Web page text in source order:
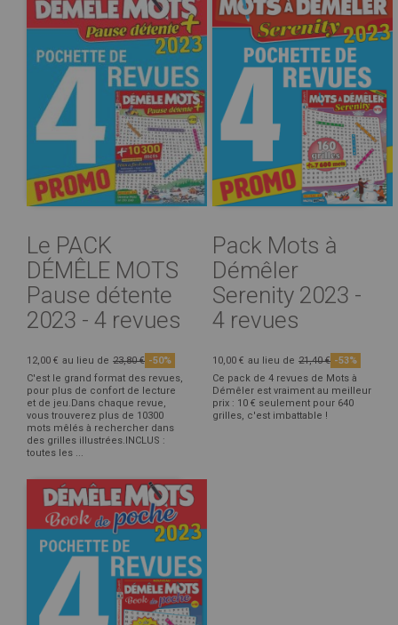
Le PACK
DÉMÊLE MOTS
Pause détente
2023 - 4 revues
12,00 € au lieu de 23,80 € -50%
C'est le grand format des revues,
pour plus de confort de lecture
et de jeu.Dans chaque revue,
vous trouverez plus de 10300
mots mêlés à rechercher dans
des grilles illustrées.INCLUS :
toutes les ...
Pack Mots à
Démêler
Serenity 2023 -
4 revues
10,00 € au lieu de 21,40 € -53%
Ce pack de 4 revues de Mots à
Démêler est vraiment au meilleur
prix : 10 € seulement pour 640
grilles, c'est imbattable !